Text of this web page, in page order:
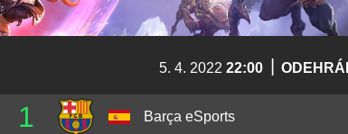
5. 4. 2022 22:00
1 ⁠Barça eSports